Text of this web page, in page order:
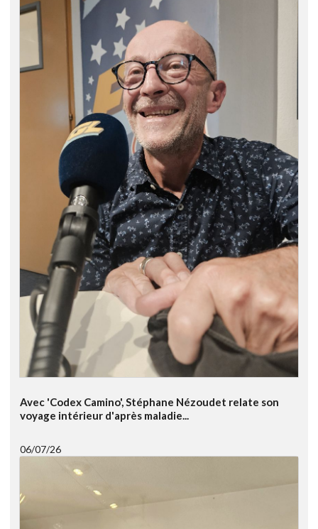
Avec 'Codex Camino', Stéphane Nézoudet relate son
voyage intérieur d'après maladie...
06/07/26